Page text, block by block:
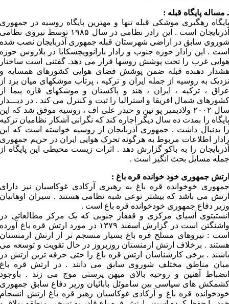
ـ مساله پایگاه قبله :
پایگاه رهگیری موشکی قبله تنها و مهترین پایگاه روسیه در جمهوری
آذربایجان است . این رادر نظامی در سال ۱۹۸۵ توسط نیروی نظامی
شوروی سابق در اراضی شهرستان قبله جمهوری آذربایجان نصب شده
است . این رادار حوزه جنوب و رادار بارانوویچسکایا در بلاروس حوزه
هوایی غرب را تحت پوشش روسها قرار می دهد. گفتنی است ساختار
هشدار دهنده قبله ضمن پوشش فضای هوایی کشورهای همسایه و
نزدیک به روسیه از جمله ایران و ترکیه ، پرتاب موشکهای میان برد از
عراق ، ترکیه ، ایران ، هند و پاکستان و موشکهای قاره پیما از
کشورهای شمال افریقا و استرالیا را ثبت و کنترل می کند . در دیـــدار
سال ۲۰۰۲ ولادیمیر پو تین و حیدر علی اف ، روسیه موفق شد که این
پایگاه را بمدت ده سال دیگر اجاره کند که نگرانی آشکار نظامیان ترکیه
را بدنبال داشت . جمهوری آذربایجان از روسیه خواسته است که این
رادار اطلاعات مربوط به هرگونه تحرک هوایی ایران در حریم جمهوری
آذربایجان را به باکو گزارش دهد . اثرات زیست محیطی این پایگاه از
جمله مسایل بحث انگیز است .
ارتش جمهوری خود خوانده قره باغ :
جمهوری خوخوانده قره باغ به رهبری آرکادی غوکاسیان نیز دارای
ارتش می باشد که بیشتر نوعی شبه نظامی هستند . سیران اوهانیان
وزیر دفاع جمهوری خودخوانده قره باغ است .
انستیتوی آسیای مرکزی و قفقاز جنوبی که یک مرکز مطالعاتی در
واشنگتن است در گزارش اسفند ۱۳۷۹ در مورد ارتش قره باغ آورده
است : نیروهای مسلح قره باغ بسیار منسجم تر از ارتش ارمنستان
هستند . برخلاف ارتش ارمنستان روزبروز در حال تقویت و توسعه می
باشند . برخی کارشناسان ارتش قره باغ را حتی حرفه ترین ارتش در
میان مناطق مختلف شوروی سابق می دانند . در ارتش قره باغ
انضباط آهنین و روحیه بالای میهن پرستی موج می زند . باوجود
کشمکش های سیاسی بین ساموئل بابائیان وزیر دفاع سابق جمهوری
خودخوانده قره باغ و آرکادی غوکاسیان رهبر قره باغ ارتش انسجام